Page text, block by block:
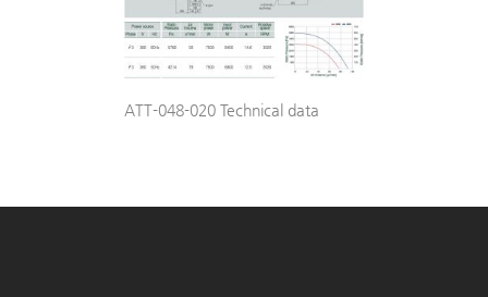
ATT-048-020 Technical data